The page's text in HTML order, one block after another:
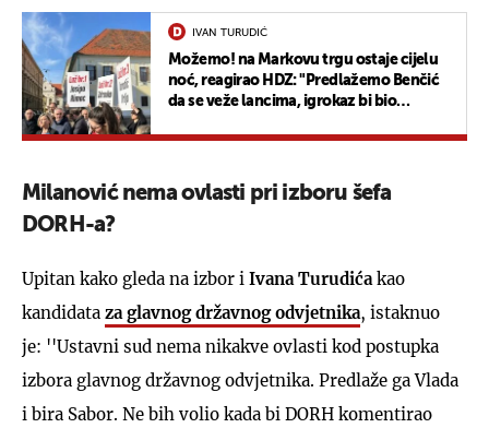
IVAN TURUDIĆ
Možemo! na Markovu trgu ostaje cijelu
noć, reagirao HDZ: "Predlažemo Benčić
da se veže lancima, igrokaz bi bio
Milanović nema ovlasti pri izboru šefa
DORH-a?
Upitan kako gleda na izbor i Ivana Turudićakao
kandidata za glavnog državnog odvjetnika, istaknuo
je: ''Ustavni sud nema nikakve ovlasti kod postupka
izbora glavnog državnog odvjetnika. Predlaže ga Vlada
i bira Sabor. Ne bih volio kada bi DORH komentirao